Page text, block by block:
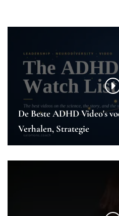
De Beste ADHD Video's
Verhalen, Strategie